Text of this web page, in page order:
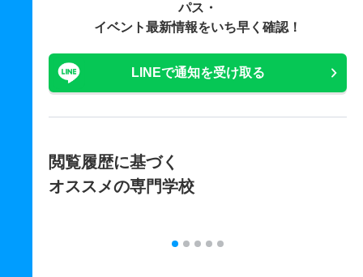
パス・
イベント最新情報をいち早く確認！
LINEで通知を受け取る
閲覧履歴に基づく
オススメの専門学校